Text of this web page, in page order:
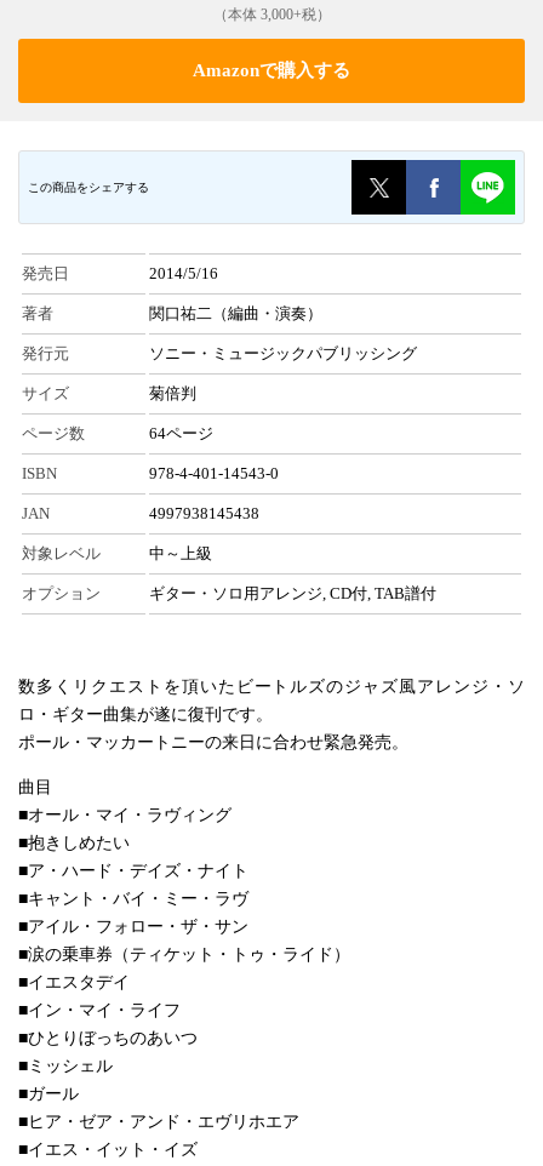
（本体 3,000+税）
Amazonで購入する
この商品をシェアする
発売日 2014/5/16
著者 関口祐二（編曲・演奏）
発行元 ソニー・ミュージックパブリッシング
サイズ 菊倍判
ページ数 64ページ
ISBN 978-4-401-14543-0
JAN 4997938145438
対象レベル 中～上級
オプション ギター・ソロ用アレンジ, CD付, TAB譜付
数多くリクエストを頂いたビートルズのジャズ風アレンジ・ソ
ロ・ギター曲集が遂に復刊です。
ポール・マッカートニーの来日に合わせ緊急発売。
曲目
■オール・マイ・ラヴィング
■抱きしめたい
■ア・ハード・デイズ・ナイト
■キャント・バイ・ミー・ラヴ
■アイル・フォロー・ザ・サン
■涙の乗車券（ティケット・トゥ・ライド）
■イエスタデイ
■イン・マイ・ライフ
■ひとりぼっちのあいつ
■ミッシェル
■ガール
■ヒア・ゼア・アンド・エヴリホエア
■イエス・イット・イズ